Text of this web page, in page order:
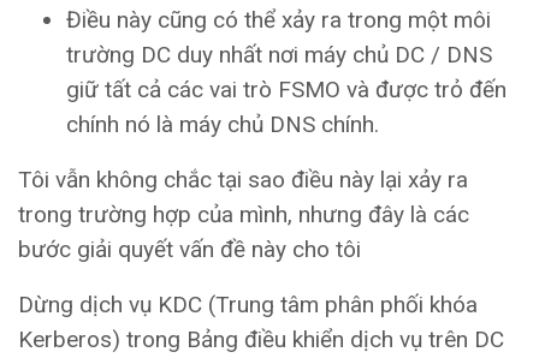
Điều này cũng có thể xảy ra trong một môi
trường DC duy nhất nơi máy chủ DC / DNS
giữ tất cả các vai trò FSMO và được trỏ đến
chính nó là máy chủ DNS chính.
Tôi vẫn không chắc tại sao điều này lại xảy ra
trong trường hợp của mình, nhưng đây là các
bước giải quyết vấn đề này cho tôi
Dừng dịch vụ KDC (Trung tâm phân phối khóa
Kerberos) trong Bảng điều khiển dịch vụ trên DC